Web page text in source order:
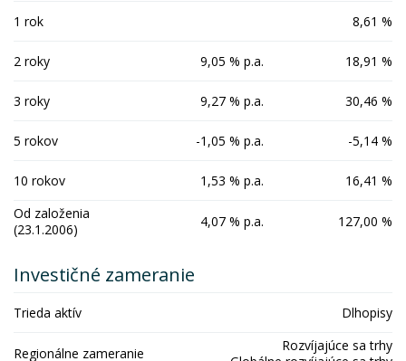
1 rok 8,61 %
2 roky 9,05 % p.a. 18,91 %
3 roky 9,27 % p.a. 30,46 %
5 rokov -1,05 % p.a. -5,14 %
10 rokov 1,53 % p.a.
16,41 %
Od založenia
(23.1.2006)
4,07 % p.a. 127,00 %
Investičné zameranie
Trieda aktív Dlhopisy
Regionálne zameranie
Rozvíjajúce sa trhy